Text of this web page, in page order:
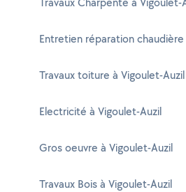
Entretien réparation
Travaux toiture à Vigoulet-Auzil
Electricité à Vigoulet-Auzil
Gros oeuvre à Vigoulet-Auzil
Travaux Bois à Vigoulet-Auzil